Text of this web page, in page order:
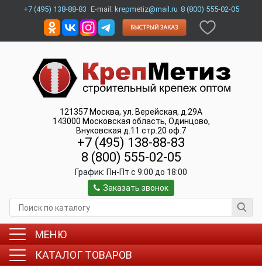
+7 (495) 138-88-83 E-mail: krepmetiz@mail.ru 8 (800) 555-02-05
121357 Москва, ул. Верейская, д.29А
143000 Московская область, Одинцово,
Внуковская д.11 стр.20 оф.7
+7 (495) 138-88-83
8 (800) 555-02-05
График: Пн-Пт c 9:00 до 18:00
Заказать звонок
МЕНЮ
КАТАЛОГ ТОВАРОВ